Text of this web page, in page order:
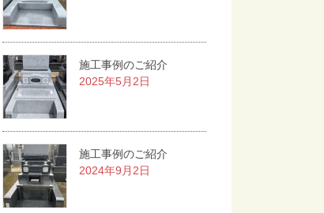
施工事例のご紹介
2025年5月2日
施工事例のご紹介
2024年9月2日